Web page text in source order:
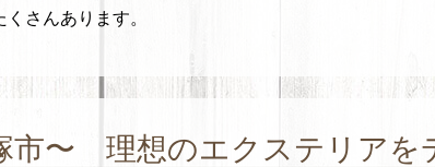
くさんあります。
市〜 理想のエクステリアを